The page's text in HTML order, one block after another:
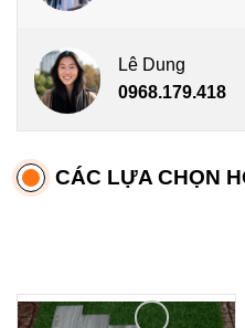
Lê Dung
0968.179.418
CÁC LỰA CHỌN